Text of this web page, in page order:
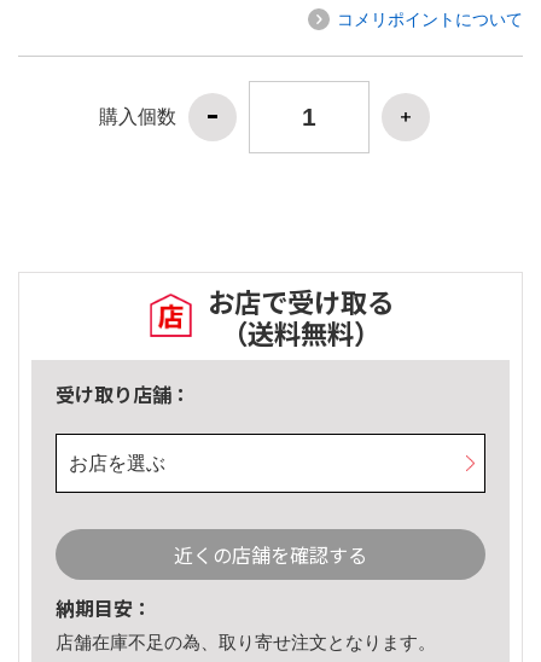
コメリポイントについて
購入個数
お店で受け取る
（送料無料）
受け取り店舗：
お店を選ぶ
近くの店舗を確認する
納期目安：
店舗在庫不足の為、取り寄せ注文となります。